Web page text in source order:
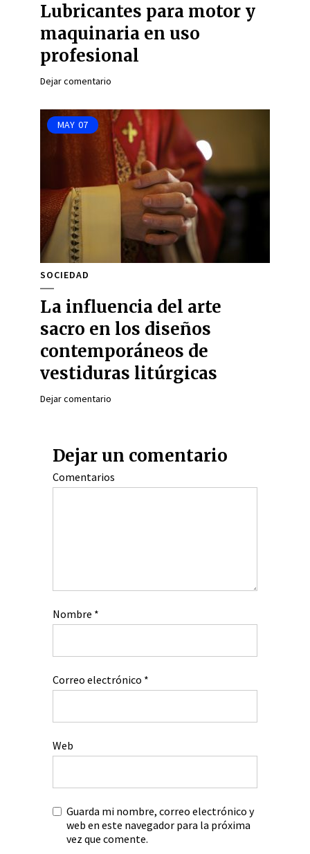
Lubricantes para motor y
maquinaria en uso
profesional
Dejar comentario
MAY 07
SOCIEDAD
La influencia del arte
sacro en los diseños
contemporáneos de
vestiduras litúrgicas
Dejar comentario
Dejar un comentario
Comentarios
Nombre *
Correo electrónico *
Web
Guarda mi nombre, correo electrónico y
web en este navegador para la próxima
vez que comente.